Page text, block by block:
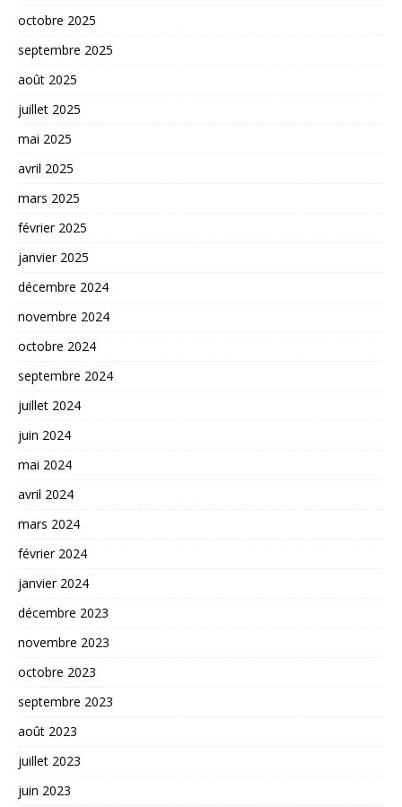
octobre 2025
septembre 2025
août 2025
juillet 2025
mai 2025
avril 2025
mars 2025
février 2025
janvier 2025
décembre 2024
novembre 2024
octobre 2024
septembre 2024
juillet 2024
juin 2024
mai 2024
avril 2024
mars 2024
février 2024
janvier 2024
décembre 2023
novembre 2023
octobre 2023
septembre 2023
août 2023
juillet 2023
juin 2023